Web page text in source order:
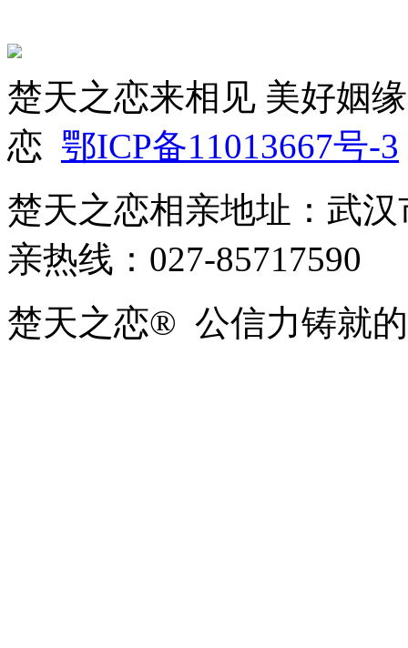
楚天之恋来相见 美好姻
恋 鄂ICP备11013667号-3
楚天之恋相亲地址：武
亲热线：027-85717590
楚天之恋® 公信力铸就